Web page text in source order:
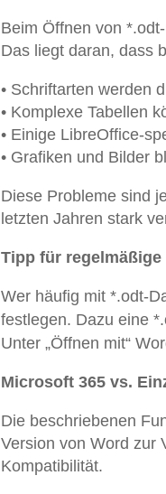
Beim Öffnen von
Das liegt daran, dass
• Schriftarten werden
• Komplexe Tabellen
• Einige LibreOffice-
• Grafiken und Bilder
Diese Probleme sind
letzten Jahren stark
Tipp für regelmäßige
Wer häufig mit *.odt-
festlegen. Dazu eine
Unter „Öffnen mit“
Microsoft 365 vs.
Die beschriebenen
Version von Word zur
Kompatibilität.